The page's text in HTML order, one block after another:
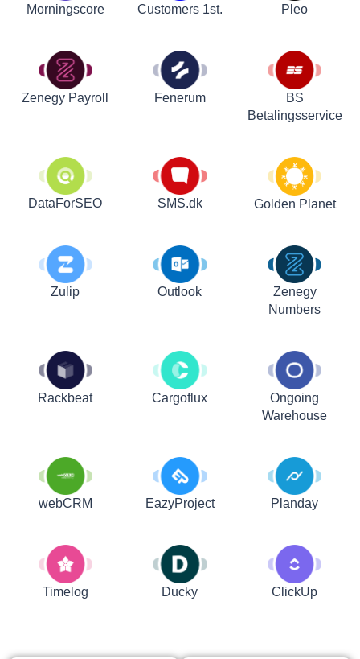
Morningscore Customers 1st. Pleo
Zenegy Payroll Fenerum
BS
Betalingsservice
DataForSEO SMS.dk Golden Planet
Zulip Outlook
Zenegy
Numbers
Rackbeat Cargoflux
Ongoing
Warehouse
webCRM EazyProject Planday
Timelog Ducky ClickUp